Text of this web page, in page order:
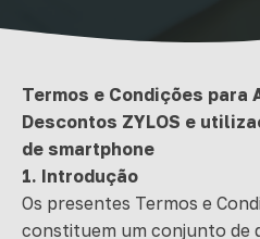
Termos e Condições para
Descontos ZYLOS e
de smartphone
1. Introdução
Os presentes Termos e
constituem um conjunto de